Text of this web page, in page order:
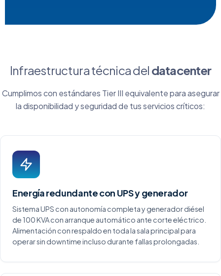
Infraestructura técnica del datacenter
Cumplimos con estándares Tier III equivalente para asegurar
la disponibilidad y seguridad de tus servicios críticos:
Energía redundante con UPS y generador
Sistema UPS con autonomía completa y generador diésel
de 100 KVA con arranque automático ante corte eléctrico.
Alimentación con respaldo en toda la sala principal para
operar sin downtime incluso durante fallas prolongadas.